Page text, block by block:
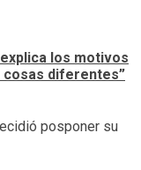
los motivos
cosas diferentes”
posponer su